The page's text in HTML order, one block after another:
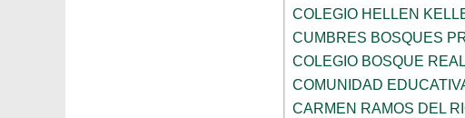
COLEGIO HELLEN
CUMBRES BOSQUES
COLEGIO BOSQUE REAL
COMUNIDAD
CARMEN RAMOS DEL